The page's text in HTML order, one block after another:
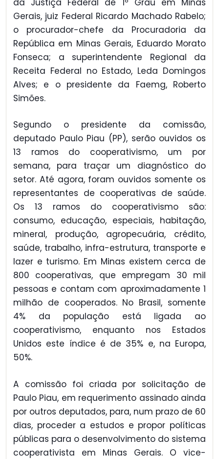
da Justiça Federal de 1º Grau em Minas
Gerais, juiz Federal Ricardo Machado Rabelo;
o procurador-chefe da Procuradoria da
República em Minas Gerais, Eduardo Morato
Fonseca; a superintendente Regional da
Receita Federal no Estado, Leda Domingos
Alves; e o presidente da Faemg, Roberto
Simões.
Segundo o presidente da comissão,
deputado Paulo Piau (PP), serão ouvidos os
13 ramos do cooperativismo, um por
semana, para traçar um diagnóstico do
setor. Até agora, foram ouvidos somente os
representantes de cooperativas de saúde.
Os 13 ramos do cooperativismo são:
consumo, educação, especiais, habitação,
mineral, produção, agropecuária, crédito,
saúde, trabalho, infra-estrutura, transporte e
lazer e turismo. Em Minas existem cerca de
800 cooperativas, que empregam 30 mil
pessoas e contam com aproximadamente 1
milhão de cooperados. No Brasil, somente
4% da população está ligada ao
cooperativismo, enquanto nos Estados
Unidos este índice é de 35% e, na Europa,
50%.
A comissão foi criada por solicitação de
Paulo Piau, em requerimento assinado ainda
por outros deputados, para, num prazo de 60
dias, proceder a estudos e propor políticas
públicas para o desenvolvimento do sistema
cooperativista em Minas Gerais. O vice-